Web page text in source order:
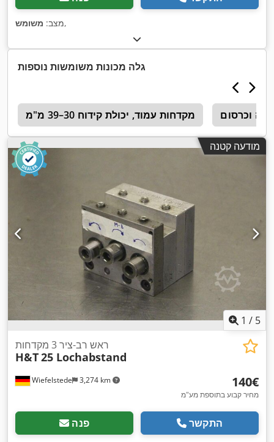
מצב: משומש ,
גלה מכונות משומשות נוספות
מקדחות עמוד, יכולת קידוח 30–39 מ"מ וכרסום
מודעה קטנה
1 / 5
Wiefelstede 3,274 km
ראש רב-ציר 3 מקדחות
H&T25 Lochabstand
‏140 ‏€
מחיר קבוע בתוספת מע"מ
פנה התקשר